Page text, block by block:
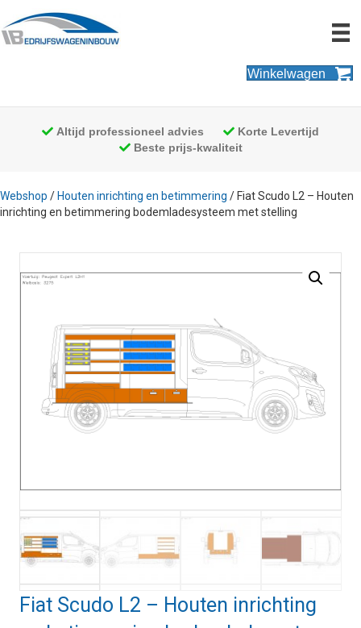
Winkelwagen
Altijd professioneel advies
Korte Levertijd
Beste prijs-kwaliteit
Webshop / Houten inrichting en betimmering / Fiat Scudo L2 – Houten
inrichting en betimmering bodemladesysteem met stelling
Fiat Scudo L2 – Houten inrichting